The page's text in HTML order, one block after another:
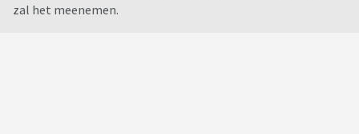
zal het meenemen.